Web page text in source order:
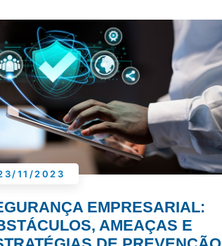
11/2023
EMPRESARIAL:
AMEAÇAS E